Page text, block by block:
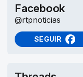
Facebook
@rtpnoticias
SEGUIR
NO FACEBOOK